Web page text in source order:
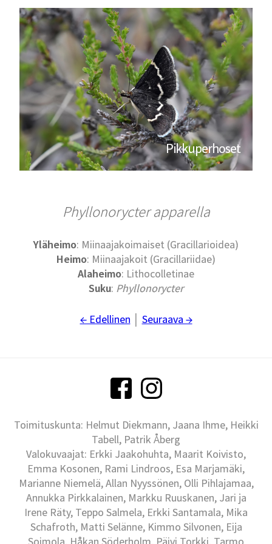
Pikkuperhoset
Phyllonorycter apparella
Yläheimo: Miinaajakoimaiset (Gracillarioidea)
Heimo: Miinaajakoit (Gracillariidae)
Alaheimo: Lithocolletinae
Suku: Phyllonorycter
← Edellinen Seuraava →
Toimituskunta: Helmut Diekmann, Jaana Ihme, Heikki
Tabell, Patrik Åberg
Valokuvaajat: Erkki Jaakohuhta, Maarit Koivisto,
Emma Kosonen, Rami Lindroos, Esa Marjamäki,
Marianne Niemelä, Allan Nyyssönen, Olli Pihlajamaa,
Annukka Pirkkalainen, Markku Ruuskanen, Jari ja
Irene Räty, Teppo Salmela, Erkki Santamala, Mika
Schafroth, Matti Selänne, Kimmo Silvonen, Eija